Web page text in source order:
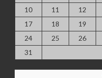
10
11 12
17
18 19
24
25 26
31